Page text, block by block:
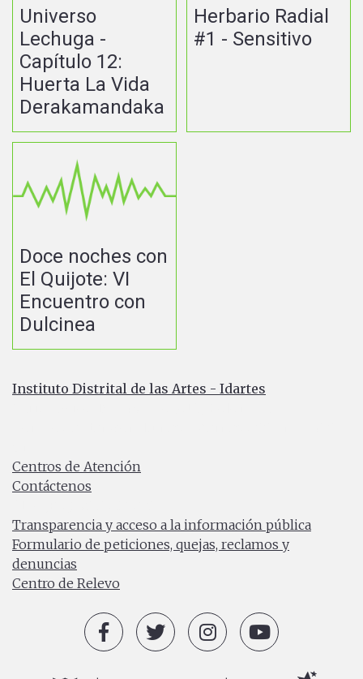
Universo
Lechuga -
Capítulo 12:
Huerta La Vida
Derakamandaka
Herbario Radial
#1 - Sensitivo
Doce noches con
El Quijote: VI
Encuentro con
Dulcinea
Instituto Distrital de las Artes - Idartes
Centros de Atención
Contáctenos
Transparencia y acceso a la información pública
Formulario de peticiones, quejas, reclamos y
denuncias
Centro de Relevo